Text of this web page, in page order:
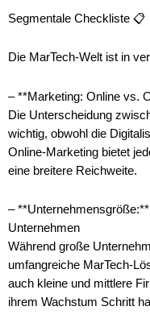
Segmentale Checkliste 📋
Die MarTech-Welt ist in
– **Marketing: Online vs.
Die Unterscheidung
wichtig, obwohl die
Online-Marketing bietet
eine breitere Reichweite.
–
Unternehmen
Während große
umfangreiche MarTech-
auch kleine und mittlere
ihrem Wachstum Schritt